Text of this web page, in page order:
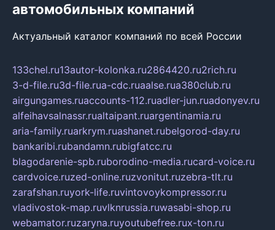
автомобильных компаний
Актуальный каталог компаний по всей России
133chel.ru13autor-kolonka.ru2864420.ru2rich.ru
3-d-file.ru3d-file.rua-cdc.ruaalse.rua380club.ru
airgungames.ruaccounts-112.ruadler-jun.ruadonyev.ru
alfeihavsalnassr.rualtaipant.ruargentinamia.ru
aria-family.ruarkrym.ruashanet.rubelgorod-day.ru
bankaribi.rubandamn.rubigfatcc.ru
blagodarenie-spb.ruborodino-media.rucard-voice.ru
cardvoice.ruzed-online.ruzvonitut.ruzebra-tlt.ru
zarafshan.ruyork-life.ruvintovoykompressor.ru
vladivostok-map.ruvlknrussia.ruwasabi-shop.ru
webamator.ruzaryna.ruyoutubefree.rux-ton.ru